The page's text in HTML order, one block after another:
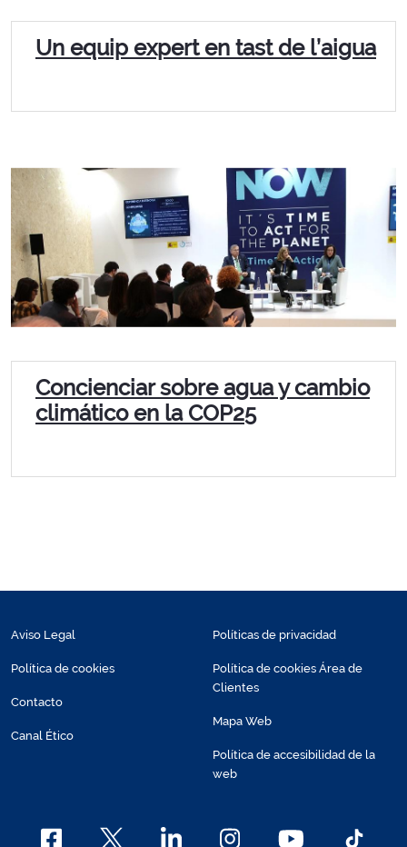
Un equip expert en tast de l’aigua
Concienciar sobre agua y cambio
climático en la COP25
Aviso Legal
Política de cookies
Contacto
Canal Ético
Políticas de privacidad
Política de cookies Área de
Clientes
Mapa Web
Política de accesibilidad de la
web